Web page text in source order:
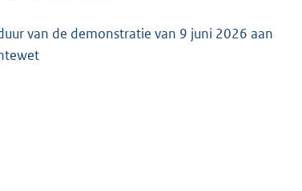
van de demonstratie van 9 juni 2026 aan